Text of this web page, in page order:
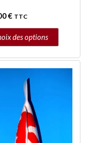
€ TTC
des options